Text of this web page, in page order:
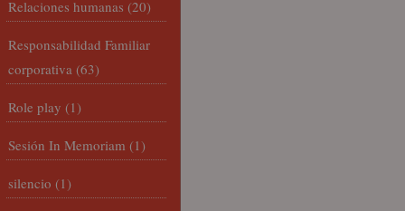
Relaciones humanas (20)
Responsabilidad Familiar
corporativa (63)
Role play (1)
Sesión In Memoriam (1)
silencio (1)